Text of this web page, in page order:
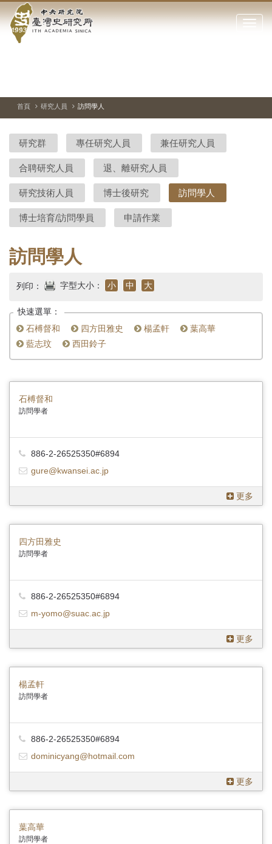
到中
央
院-
臺
灣
史
研
究
所-
首
頁
點
閉
站
停、
圖
圖
結
首頁 研究人員 訪問學人
研究群 專任研究人員 兼任研究人員
合聘研究人員 退、離研究人員
研究技術人員 博士後研究 訪問學人
博士培育/訪問學員 申請作業
訪問學人
列印： 字型大小： 小 中 大
快速選單：
石榑督和
四方田雅史 楊孟軒
葉高華
藍志玟
西田鈴子
石榑督和
訪問學者
886-2-26525350#6894
gure@kwansei.ac.jp
更多
四方田雅史
訪問學者
886-2-26525350#6894
m-yomo@suac.ac.jp
更多
楊孟軒
訪問學者
886-2-26525350#6894
dominicyang@hotmail.com
更多
葉高華
訪問學者